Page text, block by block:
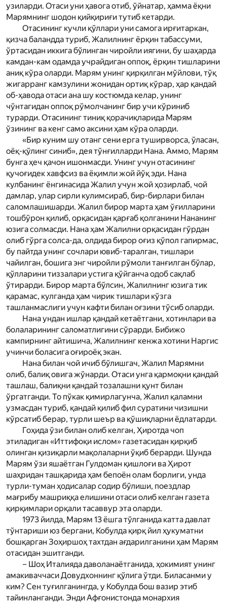
узиларди. Отаси уни ҳавога отиб, ўйнатар, ҳамма ёқни
Мар­ямнинг шодон қийқириғи тутиб кетарди.
Отасининг кучли қўллари уни самога ирғитаркан,
қизча баландда туриб, Жалилнинг ёрқин табассуми,
ўртасидан иккига бўлинган чиройли иягини, бу шаҳарда
камдан-кам одамда учрайдиган оппоқ, ёрқин тишларини
аниқ кўра оларди. Мар­ям унинг қирқилган мўйлови, тўқ
жигарранг камзулини жонидан ортиқ кўрар, ҳар қандай
об-ҳавода отаси ана шу костюмда келар, унинг
чўнтагидан оппоқ рўмолчанинг бир учи кўриниб
турарди. Отасининг тиниқ қорачиқларида Мар­ям
ўзининг ва кенг само аксини ҳам кўра оларди.
«Бир куним шу отанг сени ерга туширворса, ўласан,
оёқ-қўлинг синиб», дея тўнғилларди Нана. Аммо, Мар­ям
бунга ҳеч қачон ишонмасди. Унинг учун отасининг
қучоғидек хавфсиз ва ёқимли жой йўқ эди. Нана
кулбанинг ёнгинасида Жалил учун жой ҳозирлаб, чой
дамлар, улар сирли кулимсираб, бир-бирлари билан
саломлашишарди. Жалил бирор марта ҳам ўғилларини
тошбўрон қилиб, орқасидан қарғаб қолганини Нананинг
юзига солмасди. Нана ҳам Жалилни орқасидан гўрдан
олиб гўрга солса-да, олдида бирор оғиз қўпол гапирмас,
бу пайтда унинг сочлари ювиб-таралган, тишлари
чайилган, бошига энг чиройли рўмоли танғилган бўлар,
қўлларини тиззалари устига қўйганча одоб сақлаб
ўтирарди. Бирор марта бўлсин, Жалилнинг юзига тик
қарамас, кулганда ҳам чирик тишлари кўзга
ташланмаслиги учун кафти билан оғзини тўсиб оларди.
Нана ундан ишлар қандай кетаётгани, хотинлари ва
болаларининг саломатлигини сўрарди. Бибижо
кампирнинг айтишича, Жалилнинг кенжа хотини Наргис
учинчи боласига оғироёқ экан.
Нана билан чой ичиб бўлишгач, Жалил Мар­ямни
олиб, балиқ овига жўнарди. Отаси унга қармоқни қандай
ташлаш, балиқни қандай тозалашни қунт билан
ўргатганди. То пўкак қимирлагунча, Жалил қаламни
узмасдан туриб, қандай қилиб фил суратини чизишни
кўрсатиб берар, турли шеър ва қўшиқларни ёдлатарди.
Гоҳида ўзи билан олиб келган, Ҳиротда чоп
этиладиган «Иттифоқи ислом» газетасидан қирқиб
олинган қизиқарли мақолаларни ўқиб берарди. Шунда
Мар­ям ўзи яшаётган Гулдоман қишлоғи ва Ҳирот
шаҳридан ташқарида ҳам бепоён олам борлиги, унда
турли-туман ҳодисалар содир бўлиши, поездлар
мағрибу машриққа елишини отаси олиб келган газета
қирқимлари орқали тасаввур эта оларди.
1973 йилда, Мар­ям 13 ёшга тўлганида катта давлат
тўнтариши юз бергани, Кобулда қирқ йил ҳукуматни
бошқарган Зоҳиршоҳ тахтдан ағдарилганини ҳам Мар­ям
отасидан эшитганди.
– Шоҳ Италияда даволанаётганида, ҳокимият унинг
амакиваччаси Довудхоннинг қўлига ўтди. Биласанми у
ким? Сен туғилганингда, у Кобулда бош вазир этиб
тайинланганди. Энди Афғонис­тонда монархия